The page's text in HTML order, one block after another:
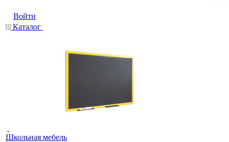
Войти
Каталог
Школьная мебель